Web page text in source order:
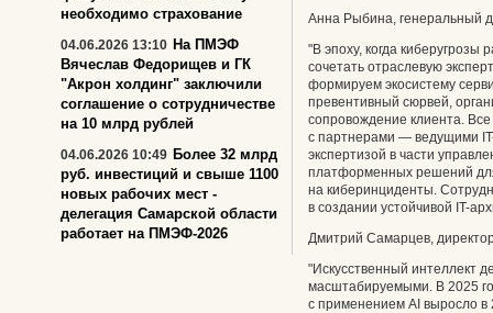
Анна Рыбина, генеральный
"В эпоху, когда
сочетать отраслевую
формируем экосистему
превентивный сюрвей,
сопровождение клиента.
с партнерами — ведущими
экспертизой в части
платформенных решений
на киберинциденты.
в создании устойчивой IT-
Дмитрий Самарцев,
"Искусственный интеллект
масштабируемыми. В 2025
с применением AI выросло в
необходимо страхование
04.06.2026 13:10 На ПМЭФ
Вячеслав Федорищев и ГК
"Акрон холдинг" заключили
соглашение о сотрудничестве
на 10 млрд рублей
04.06.2026 10:49 Более 32 млрд
руб. инвестиций и свыше 1100
новых рабочих мест -
делегация Самарской области
работает на ПМЭФ-2026